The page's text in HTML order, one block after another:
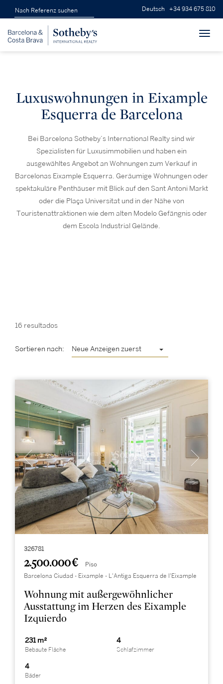
Deutsch +34 934 675 810
Luxuswohnungen in Eixample
Esquerra de Barcelona
Bei Barcelona Sotheby’s International Realty sind wir
Spezialisten für Luxusimmobilien und haben ein
ausgewähltes Angebot an Wohnungen zum Verkauf in
Barcelonas Eixample Esquerra. Geräumige Wohnungen oder
spektakuläre Penthäuser mit Blick auf den Sant Antoni Markt
oder die Plaça Universitat und in der Nähe von
Touristenattraktionen wie dem alten Modelo Gefängnis oder
dem Escola Industrial Gelände.
16 resultados
Sortieren nach: Neue Anzeigen zuerst
326781
2.500.000 € Piso
Barcelona Ciudad - Eixample - L'Antiga Esquerra de l'Eixample
Wohnung mit außergewöhnlicher
Ausstattung im Herzen des Eixample
Izquierdo
231 m²
Bebaute Fläche
4
Schlafzimmer
4
Bäder